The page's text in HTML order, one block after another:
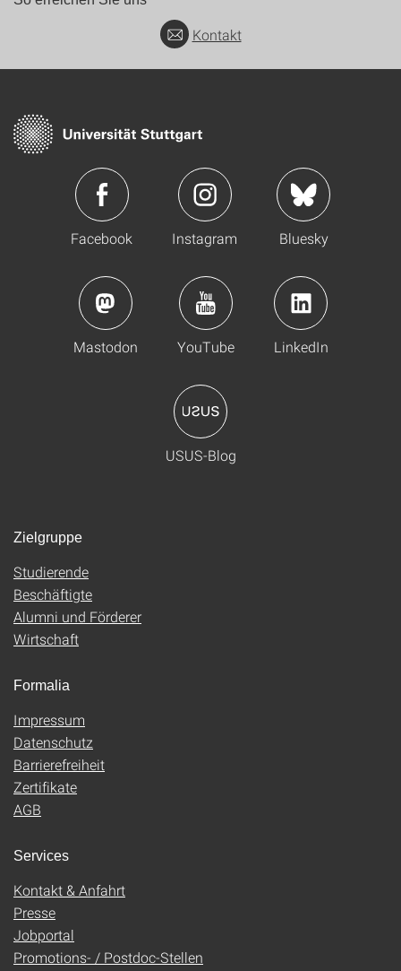
Kontakt
Facebook Instagram Bluesky
Mastodon YouTube LinkedIn
USUS-Blog
Zielgruppe
Studierende
Beschäftigte
Alumni und Förderer
Wirtschaft
Formalia
Impressum
Datenschutz
Barrierefreiheit
Zertifikate
AGB
Services
Kontakt & Anfahrt
Presse
Jobportal
Promotions- / Postdoc-Stellen